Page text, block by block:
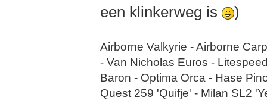
een klinkerweg is
)
Airborne Valkyrie - Airborne
- Van Nicholas Euros -
Baron - Optima Orca - Hase
Quest 259 'Quifje' - Milan SL2